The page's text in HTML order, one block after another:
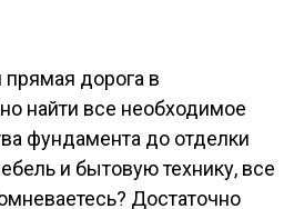
прямая дорога в
найти все необходимое
фундамента до отделки
и бытовую технику, все
Достаточно